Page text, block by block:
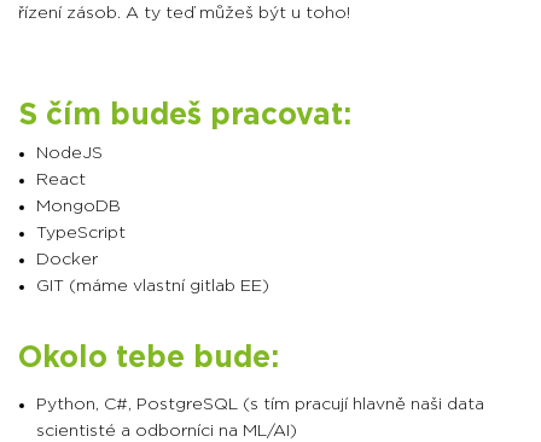
řízení zásob. A ty teď můžeš být u toho!
S čím budeš pracovat:
NodeJS
React
MongoDB
TypeScript
Docker
GIT (máme vlastní gitlab EE)
Okolo tebe bude:
Python, C#, PostgreSQL (s tím pracují hlavně naši data
scientisté a odborníci na ML/AI)